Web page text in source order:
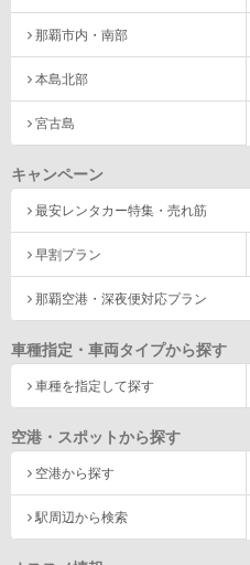
那覇市内・南部
本島北部
宮古島
キャンペーン
最安レンタカー特集・売れ筋
早割プラン
那覇空港・深夜便対応プラン
車種指定・車両タイプから探す
車種を指定して探す
空港・スポットから探す
空港から探す
駅周辺から検索